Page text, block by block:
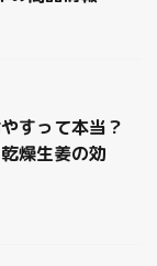
すって本当？
燥生姜の効